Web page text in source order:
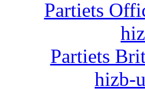
Partiets
Partiets
hizb-